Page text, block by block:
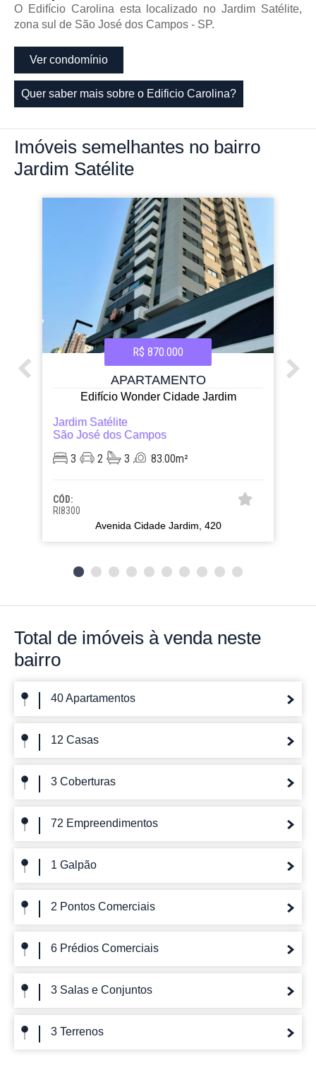
O Edifício Carolina esta localizado no Jardim Satélite,
zona sul de São José dos Campos - SP.
Ver condomínio
Quer saber mais sobre o Edificio Carolina?
Imóveis semelhantes no bairro
Jardim Satélite
R$ 870.000
APARTAMENTO
Edifício Wonder Cidade Jardim
Jardim Satélite
São José dos Campos
3 2 3 83.00m²
CÓD:
RI8300
Avenida Cidade Jardim, 420
Total de imóveis à venda neste
bairro
40 Apartamentos
12 Casas
3 Coberturas
72 Empreendimentos
1 Galpão
2 Pontos Comerciais
6 Prédios Comerciais
3 Salas e Conjuntos
3 Terrenos